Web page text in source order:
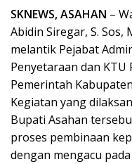
SKNEWS, ASAHAN –
Abidin Siregar, S. Sos,
melantik Pejabat
Penyetaraan dan
Pemerintah
Kegiatan yang
Bupati Asahan
proses pembinaan
dengan mengacu